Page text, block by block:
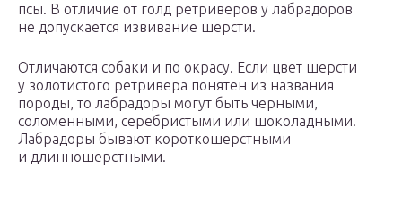
псы. В отличие от голд ретриверов у лабрадоров
не допускается извивание шерсти.
Отличаются собаки и по окрасу. Если цвет шерсти
у золотистого ретривера понятен из названия
породы, то лабрадоры могут быть черными,
соломенными, серебристыми или шоколадными.
Лабрадоры бывают короткошерстными
и длинношерстными.